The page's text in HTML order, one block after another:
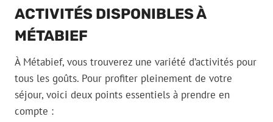
ACTIVITÉS DISPONIBLES À
MÉTABIEF
À Métabief, vous trouverez une variété d’activités pour
tous les goûts. Pour profiter pleinement de votre
séjour, voici deux points essentiels à prendre en
compte :